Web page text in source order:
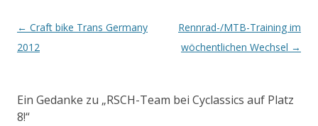
Beitrags-
Navigation
← Craft bike Trans Germany
2012
Rennrad-/MTB-Training im
wöchentlichen Wechsel →
Ein Gedanke zu „RSCH-Team bei Cyclassics auf Platz
8!“